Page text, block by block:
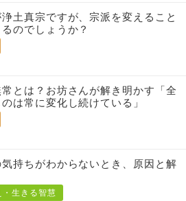
土真宗ですが、宗派を変えること
のでしょうか？
とは？お坊さんが解き明かす「全
は常に変化し続けている」
気持ちがわからないとき、原因と解
・生きる智慧